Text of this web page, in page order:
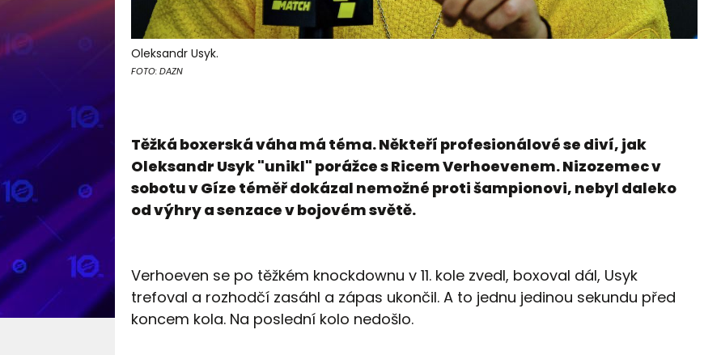
Oleksandr Usyk.
FOTO: DAZN
Těžká boxerská váha má téma. Někteří profesionálové se diví, jak
Oleksandr Usyk "unikl" porážce s Ricem Verhoevenem. Nizozemec v
sobotu v Gíze téměř dokázal nemožné proti šampionovi, nebyl daleko
od výhry a senzace v bojovém světě.
Verhoeven se po těžkém knockdownu v 11. kole zvedl, boxoval dál, Usyk
trefoval a rozhodčí zasáhl a zápas ukončil. A to jednu jedinou sekundu před
koncem kola. Na poslední kolo nedošlo.